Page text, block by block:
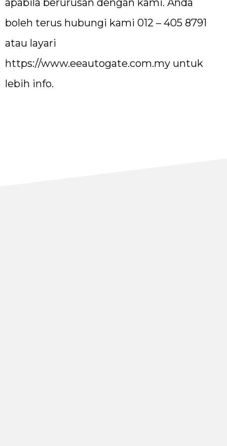
apabila berurusan dengan kami. Anda
boleh terus hubungi kami 012 – 405 8791
atau layari
https://www.eeautogate.com.my untuk
lebih info.